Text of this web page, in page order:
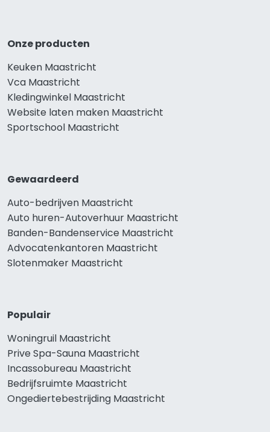
Onze producten
Keuken Maastricht
Vca Maastricht
Kledingwinkel Maastricht
Website laten maken Maastricht
Sportschool Maastricht
Gewaardeerd
Auto-bedrijven Maastricht
Auto huren-Autoverhuur Maastricht
Banden-Bandenservice Maastricht
Advocatenkantoren Maastricht
Slotenmaker Maastricht
Populair
Woningruil Maastricht
Prive Spa-Sauna Maastricht
Incassobureau Maastricht
Bedrijfsruimte Maastricht
Ongediertebestrijding Maastricht